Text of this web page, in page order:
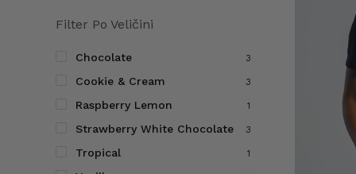
Filter Po Veličini
Chocolate 3
Cookie & Cream 3
Raspberry Lemon 1
Strawberry White Chocolate 3
Tropical 1